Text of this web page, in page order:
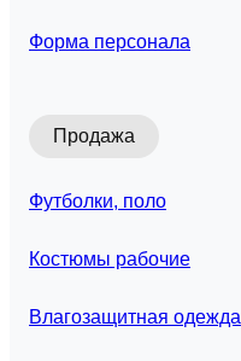
Форма персонала
Продажа
Футболки, поло
Костюмы рабочие
Влагозащитная одежда